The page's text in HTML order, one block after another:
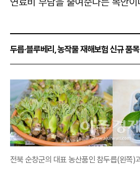
두릅·블루베리, 농작물 재해보험 신규 품
전북 순창군의 대표 농산품인 참두릅(왼쪽)